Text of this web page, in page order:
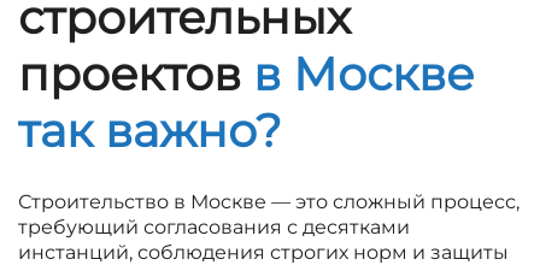
строительных
проектов в Москве
так важно?
Строительство в Москве — это сложный процесс,
требующий согласования с десятками
инстанций, соблюдения строгих норм и защиты